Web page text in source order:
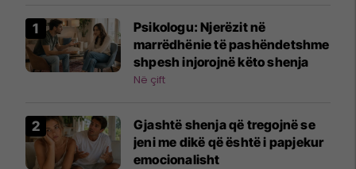
Psikologu: Njerëzit në
marrëdhënie të pashëndetshme
shpesh injorojnë këto shenja
Në çift
Gjashtë shenja që tregojnë se
jeni me dikë që është i papjekur
emocionalisht